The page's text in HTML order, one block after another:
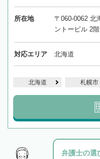
所在地
〒060-0062 北
ントービル 2階
対応エリア 北海道
北海道 札幌市
弁護士の選